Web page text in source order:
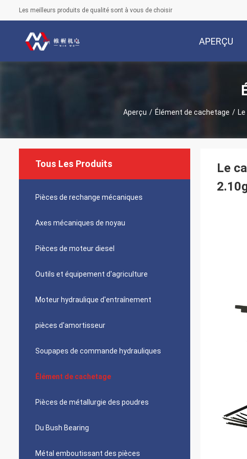
Les meilleurs produits de qualité sont à vous de choisir
APERÇU
Aperçu / Élément de cachetage /
Tous Les Produits
Pièces de rechange mécaniques
Axes mécaniques de noyau
Pièces de moteur diesel
Outils et équipement d'agriculture
Moteur hydraulique d'entraînement
pièces d'amortisseur
Soupapes de commande hydrauliques
Élément de cachetage
Pièces de métallurgie des poudres
Du Bush Bearing
Métal emboutissant des pièces
Le